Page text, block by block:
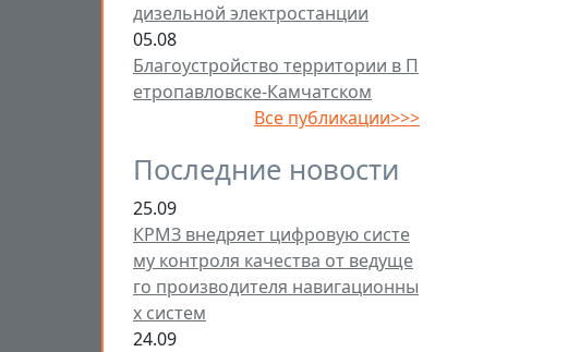
дизельной электростанции
05.08
Благоустройство территории в П
етропавловске-Камчатском
Все публикации>>>
Последние новости
25.09
КРМЗ внедряет цифровую систе
му контроля качества от ведуще
го производителя навигационны
х систем
24.09